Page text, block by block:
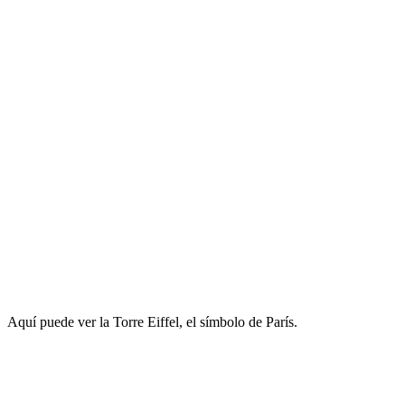
Aquí puede ver la Torre Eiffel, el símbolo de París.